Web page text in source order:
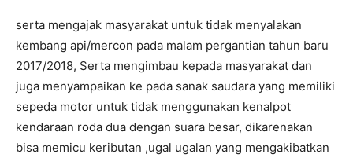
serta mengajak masyarakat untuk tidak menyalakan
kembang api/mercon pada malam pergantian tahun baru
2017/2018, Serta mengimbau kepada masyarakat dan
juga menyampaikan ke pada sanak saudara yang memiliki
sepeda motor untuk tidak menggunakan kenalpot
kendaraan roda dua dengan suara besar, dikarenakan
bisa memicu keributan ,ugal ugalan yang mengakibatkan